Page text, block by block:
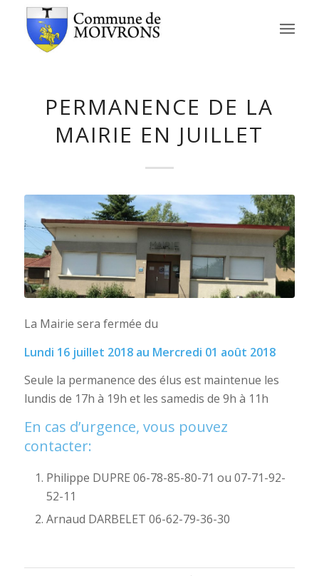
PERMANENCE DE LA
MAIRIE EN JUILLET
La Mairie sera fermée du
Lundi 16 juillet 2018 au Mercredi 01 août 2018
Seule la permanence des élus est maintenue les
lundis de 17h à 19h et les samedis de 9h à 11h
En cas d’urgence, vous pouvez
contacter:
Philippe DUPRE 06-78-85-80-71 ou 07-71-92-
52-11
Arnaud DARBELET 06-62-79-36-30